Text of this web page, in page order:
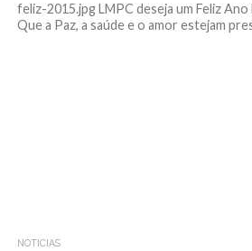
feliz-2015.jpg LMPC deseja um Feliz
Que a Paz, a saúde e o amor estejam
NOTICIAS